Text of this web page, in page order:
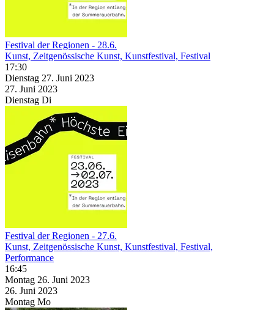
Festival der Regionen - 28.6.
Kunst, Zeitgenössische Kunst, Kunstfestival, Festival
17:30
Dienstag 27. Juni 2023
27. Juni 2023
Dienstag Di
Festival der Regionen - 27.6.
Kunst, Zeitgenössische Kunst, Kunstfestival, Festival,
Performance
16:45
Montag 26. Juni 2023
26. Juni 2023
Montag Mo